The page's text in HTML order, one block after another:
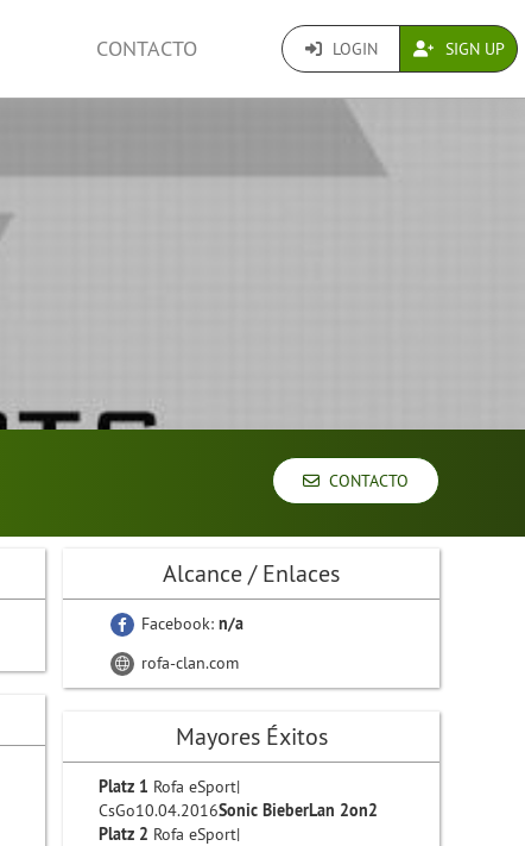
CONTACTO LOGIN SIGN UP
CONTACTO
Alcance / Enlaces
Facebook:n/a
rofa-clan.com
Mayores Éxitos
Platz 1 Rofa eSport|
CsGo10.04.2016Sonic BieberLan 2on2
Platz 2 Rofa eSport|